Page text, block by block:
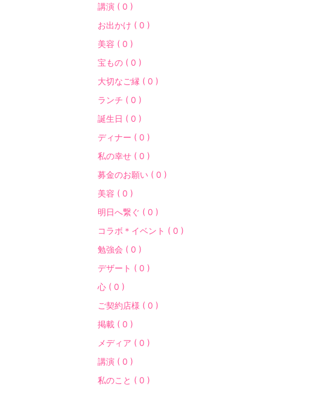
講演 ( 0 )
お出かけ ( 0 )
美容 ( 0 )
宝もの ( 0 )
大切なご縁 ( 0 )
ランチ ( 0 )
誕生日 ( 0 )
ディナー ( 0 )
私の幸せ ( 0 )
募金のお願い ( 0 )
美容 ( 0 )
明日へ繋ぐ ( 0 )
コラボ＊イベント ( 0 )
勉強会 ( 0 )
デザート ( 0 )
心 ( 0 )
ご契約店様 ( 0 )
掲載 ( 0 )
メディア ( 0 )
講演 ( 0 )
私のこと ( 0 )